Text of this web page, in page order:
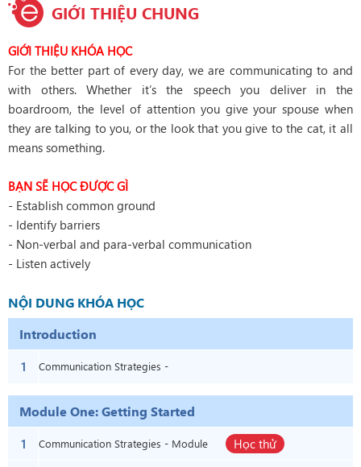
GIỚI THIỆU CHUNG
GIỚI THIỆU KHÓA HỌC
For the better part of every day, we are communicating to and
with others. Whether it’s the speech you deliver in the
boardroom, the level of attention you give your spouse when
they are talking to you, or the look that you give to the cat, it all
means something.
BẠN SẼ HỌC ĐƯỢC GÌ
- Establish common ground
- Identify barriers
- Non-verbal and para-verbal communication
- Listen actively
NỘI DUNG KHÓA HỌC
Introduction
1
Communication Strategies -
Introduction
Module One: Getting Started
1
Communication Strategies - Module Học thử